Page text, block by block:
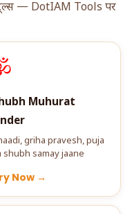
— DotIAM Tools पर
Muhurat
griha pravesh, puja
shubh samay jaane
Now →